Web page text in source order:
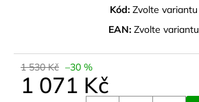
Kód: Zvolte variantu
EAN: Zvolte variantu
1 530 Kč –30 %
1 071 Kč
o